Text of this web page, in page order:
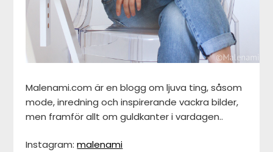
Malenami.com är en blogg om ljuva ting, såsom
mode, inredning och inspirerande vackra bilder,
men framför allt om guldkanter i vardagen..
Instagram:malenami